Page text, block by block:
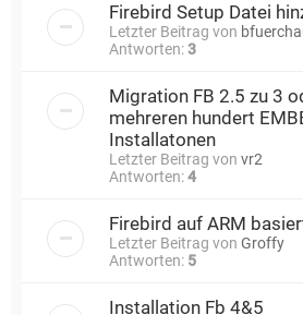
Firebird Setup Datei
Letzter Beitrag von
Antworten:3
Migration FB 2.5 zu 3
mehreren hundert
Installatonen
Letzter Beitrag von vr2
Antworten:4
Firebird auf ARM
Letzter Beitrag von Groffy
Antworten: 5
Installation Fb 4&5